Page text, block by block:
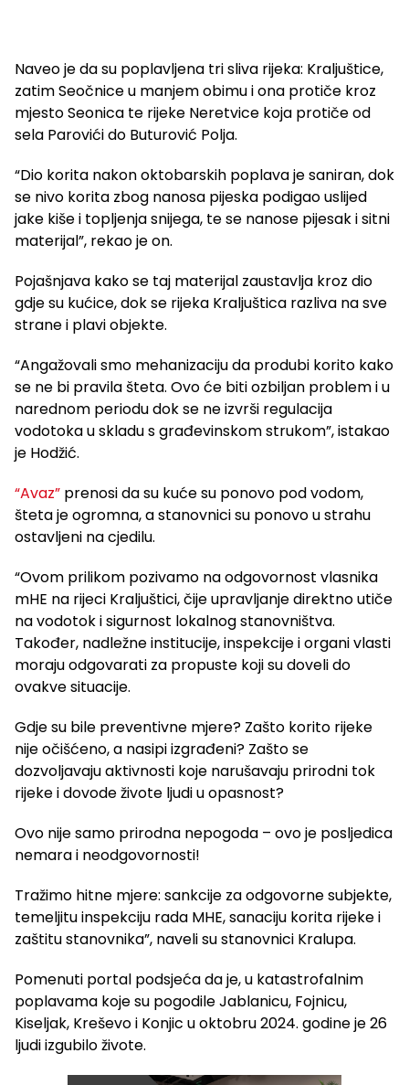
Naveo je da su poplavljena tri sliva rijeka: Kraljuštice,
zatim Seočnice u manjem obimu i ona protiče kroz
mjesto Seonica te rijeke Neretvice koja protiče od
sela Parovići do Buturović Polja.
“Dio korita nakon oktobarskih poplava je saniran, dok
se nivo korita zbog nanosa pijeska podigao uslijed
jake kiše i topljenja snijega, te se nanose pijesak i sitni
materijal”, rekao je on.
Pojašnjava kako se taj materijal zaustavlja kroz dio
gdje su kućice, dok se rijeka Kraljuštica razliva na sve
strane i plavi objekte.
“Angažovali smo mehanizaciju da produbi korito kako
se ne bi pravila šteta. Ovo će biti ozbiljan problem i u
narednom periodu dok se ne izvrši regulacija
vodotoka u skladu s građevinskom strukom”, istakao
je Hodžić.
“Avaz” prenosi da su kuće su ponovo pod vodom,
šteta je ogromna, a stanovnici su ponovo u strahu
ostavljeni na cjedilu.
“Ovom prilikom pozivamo na odgovornost vlasnika
mHE na rijeci Kraljuštici, čije upravljanje direktno utiče
na vodotok i sigurnost lokalnog stanovništva.
Također, nadležne institucije, inspekcije i organi vlasti
moraju odgovarati za propuste koji su doveli do
ovakve situacije.
Gdje su bile preventivne mjere? Zašto korito rijeke
nije očišćeno, a nasipi izgrađeni? Zašto se
dozvoljavaju aktivnosti koje narušavaju prirodni tok
rijeke i dovode živote ljudi u opasnost?
Ovo nije samo prirodna nepogoda – ovo je posljedica
nemara i neodgovornosti!
Tražimo hitne mjere: sankcije za odgovorne subjekte,
temeljitu inspekciju rada MHE, sanaciju korita rijeke i
zaštitu stanovnika”, naveli su stanovnici Kralupa.
Pomenuti portal podsjeća da je, u katastrofalnim
poplavama koje su pogodile Jablanicu, Fojnicu,
Kiseljak, Kreševo i Konjic u oktobru 2024. godine je 26
ljudi izgubilo živote.